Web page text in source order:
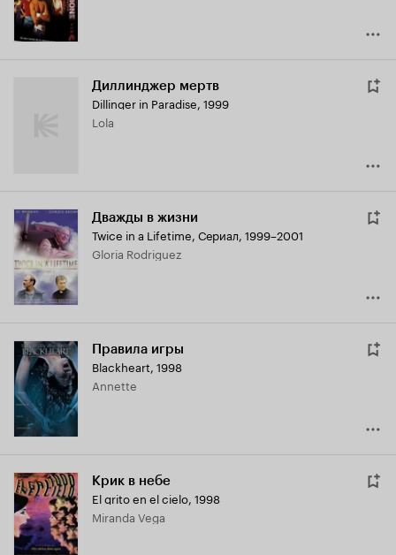
Диллинджер мертв
Dillinger in Paradise, 1999
Lola
Дважды в жизни
Twice in a Lifetime, Сериал, 1999–2001
Gloria Rodriguez
Правила игры
Blackheart, 1998
Annette
Крик в небе
El grito en el cielo, 1998
Miranda Vega